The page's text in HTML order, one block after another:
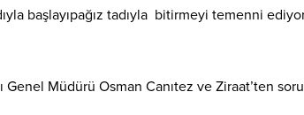
başlayıpağız tadıyla bitirmeyi temenni
Müdürü Osman Canıtez ve Ziraat’ten